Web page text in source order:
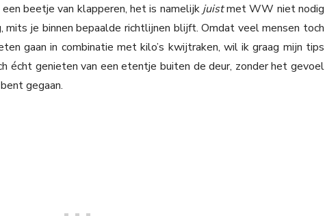
beetje van klapperen, het is namelijk juistmet WW niet nodig
je binnen bepaalde richtlijnen blijft. Omdat veel mensen toch
gaan in combinatie met kilo’s kwijtraken, wil ik graag mijn tips
écht genieten van een etentje buiten de deur, zonder het gevoel
gegaan.